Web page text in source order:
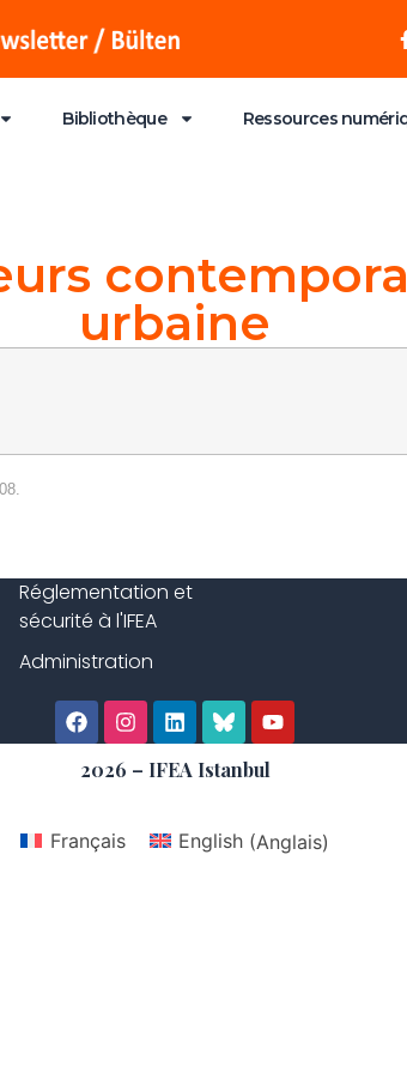
Bibliothèque Ressources
urbaine
Réglementation et
sécurité à l'IFEA
Administration
2026 – IFEA Istanbul
Français English(Anglais)